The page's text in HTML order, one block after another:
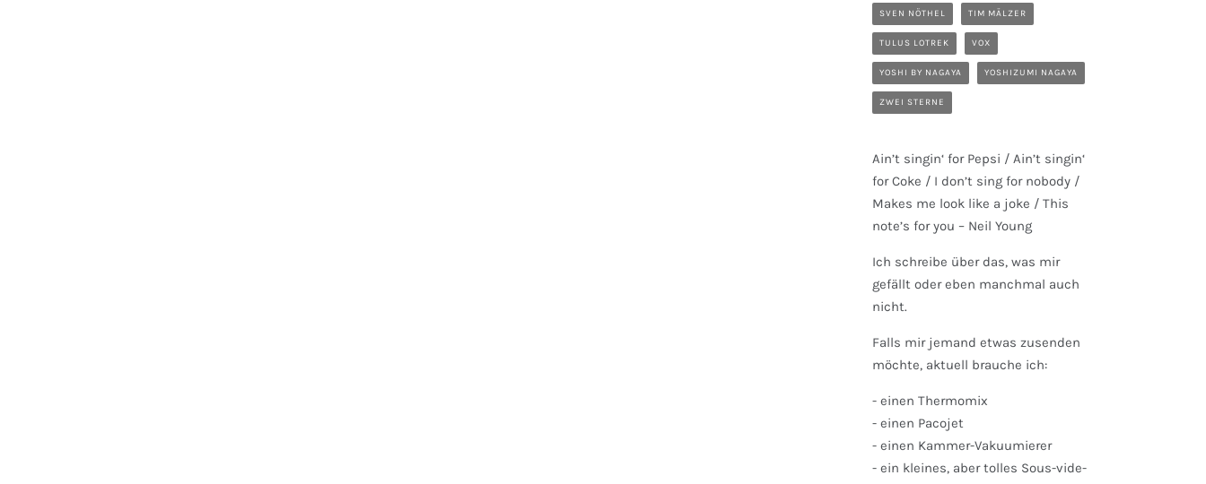
SVEN NÖTHEL TIM MÄLZER
TULUS LOTREK VOX
YOSHI BY NAGAYA YOSHIZUMI NAGAYA
ZWEI STERNE
Ain’t singin‘ for Pepsi / Ain’t singin‘
for Coke / I don’t sing for nobody /
Makes me look like a joke / This
note’s for you – Neil Young
Ich schreibe über das, was mir
gefällt oder eben manchmal auch
nicht.
Falls mir jemand etwas zusenden
möchte, aktuell brauche ich:
- einen Thermomix
- einen Pacojet
- einen Kammer-Vakuumierer
- ein kleines, aber tolles Sous-vide-